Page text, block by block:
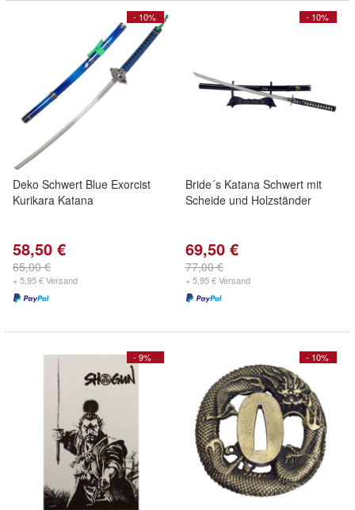
- 10%
Deko Schwert Blue Exorcist
Kurikara Katana
58,50 €
65,00 €
+ 5,95 € Versand
- 10%
Bride´s Katana Schwert mit
Scheide und Holzständer
69,50 €
77,00 €
+ 5,95 € Versand
- 9% - 10%